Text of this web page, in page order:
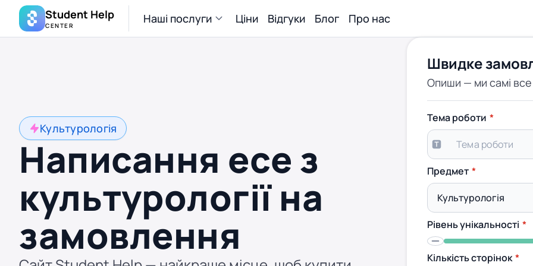
Student Help
CENTER Наші послуги Ціни Відгуки Блог Про нас
Культурологія
Написання есе з
культурології на
замовлення
Швидке
Опиши — ми самі
Тема роботи
Предмет
Рівень унікальності
Кількість сторінок